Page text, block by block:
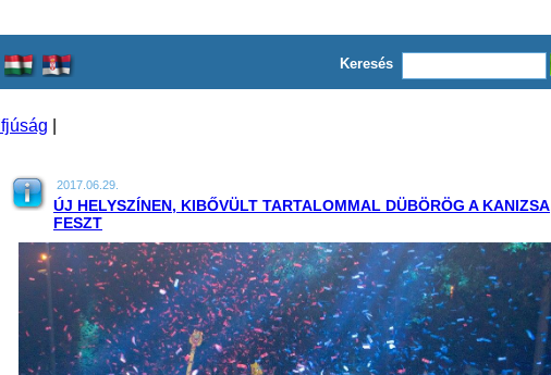
Keresés
Ifjúság
2017.06.29.
ÚJ HELYSZÍNEN, KIBŐVÜLT TARTALOMMAL DÜBÖRÖG A KANIZSA
FESZT